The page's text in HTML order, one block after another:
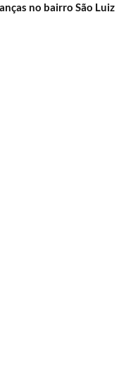
no bairro São Luiz